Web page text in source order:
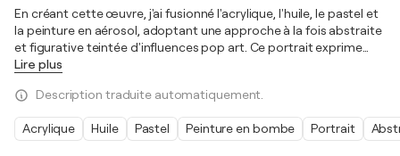
En créant cette œuvre, j'ai fusionné l'acrylique, l'huile, le pastel et
la peinture en aérosol, adoptant une approche à la fois abstraite
et figurative teintée d'influences pop art. Ce portrait exprime…
Lire plus
Description traduite automatiquement.
Acrylique Huile Pastel Peinture en bombe Portrait